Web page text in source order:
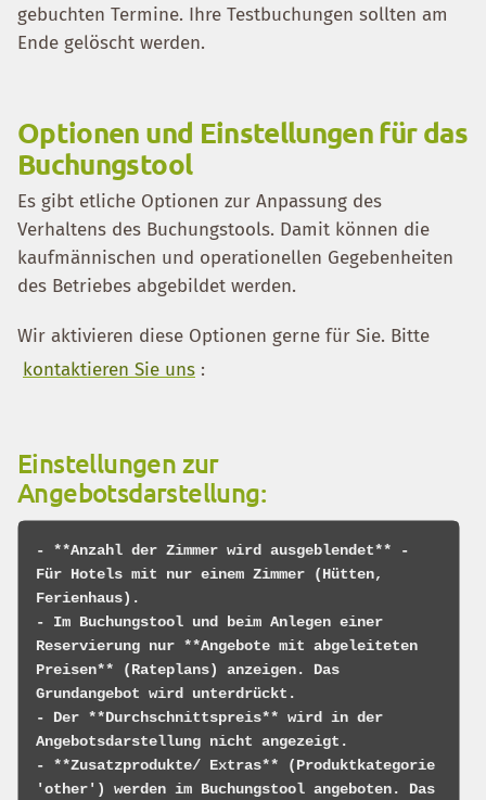
gebuchten Termine. Ihre Testbuchungen sollten am
Ende gelöscht werden.
Optionen und Einstellungen für das
Buchungstool
Es gibt etliche Optionen zur Anpassung des
Verhaltens des Buchungstools. Damit können die
kaufmännischen und operationellen Gegebenheiten
des Betriebes abgebildet werden.
Wir aktivieren diese Optionen gerne für Sie. Bitte
kontaktieren Sie uns :
Einstellungen zur
Angebotsdarstellung:
- **Anzahl der Zimmer wird ausgeblendet** -
Für Hotels mit nur einem Zimmer (Hütten,
Ferienhaus).
- Im Buchungstool und beim Anlegen einer
Reservierung nur **Angebote mit abgeleiteten
Preisen** (Rateplans) anzeigen. Das
Grundangebot wird unterdrückt.
- Der **Durchschnittspreis** wird in der
Angebotsdarstellung nicht angezeigt.
- **Zusatzprodukte/ Extras** (Produktkategorie
'other') werden im Buchungstool angeboten. Das